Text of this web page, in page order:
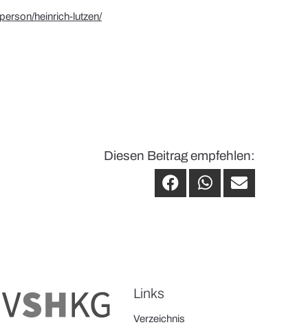
heinrich-lutzen/
Diesen Beitrag empfehlen:
Links
Verzeichnis